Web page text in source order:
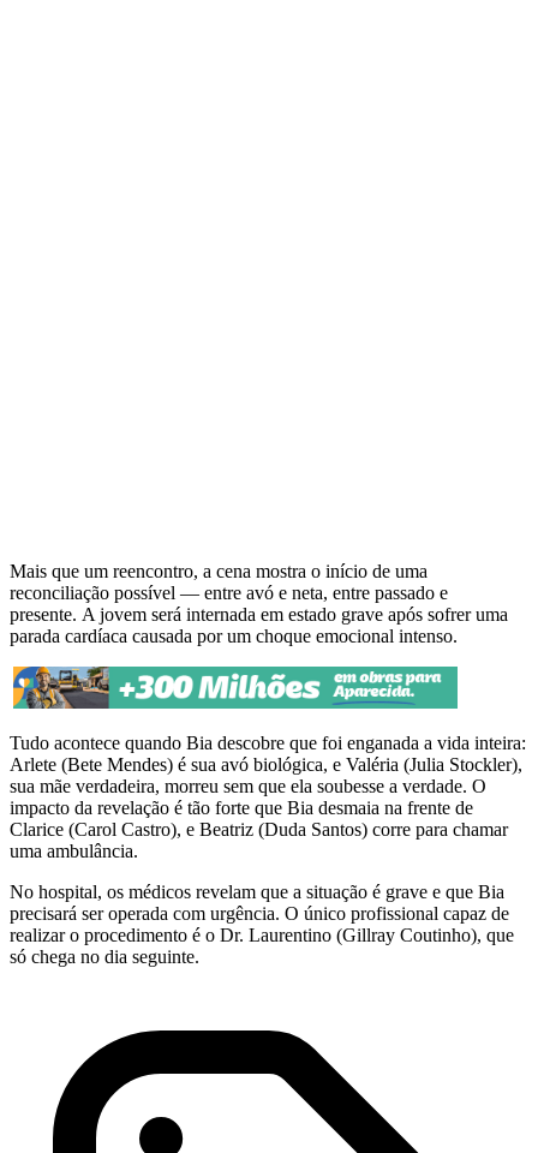
Mais que um reencontro, a cena mostra o início de uma
reconciliação possível — entre avó e neta, entre passado e
presente. A jovem será internada em estado grave após sofrer uma
parada cardíaca causada por um choque emocional intenso.
Tudo acontece quando Bia descobre que foi enganada a vida inteira:
Arlete (Bete Mendes) é sua avó biológica, e Valéria (Julia Stockler),
sua mãe verdadeira, morreu sem que ela soubesse a verdade. O
impacto da revelação é tão forte que Bia desmaia na frente de
Clarice (Carol Castro), e Beatriz (Duda Santos) corre para chamar
uma ambulância.
No hospital, os médicos revelam que a situação é grave e que Bia
precisará ser operada com urgência. O único profissional capaz de
realizar o procedimento é o Dr. Laurentino (Gillray Coutinho), que
só chega no dia seguinte.